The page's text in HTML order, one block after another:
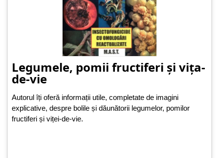
Legumele, pomii fructiferi și vița-
de-vie
Autorul îți oferă informații utile, completate de imagini
explicative, despre bolile și dăunătorii legumelor, pomilor
fructiferi și viței-de-vie.